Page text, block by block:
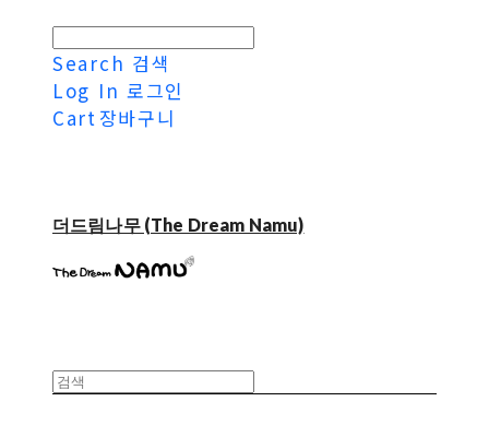
Search 검색
Log In 로그인
Cart 장바구니
더드림나무 (The Dream Namu)